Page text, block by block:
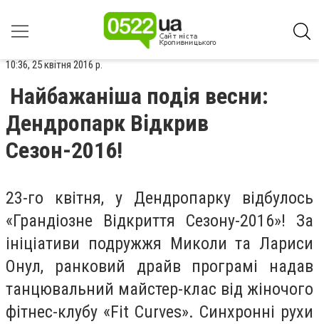
10:36, 25 квітня 2016 р.
Найбажаніша подія весни:
Дендропарк Відкрив
Сезон-2016!
23-го квітня, у Дендропарку відбулось
«Грандіозне Відкриття Сезону-2016»! За
ініціативи подружжя Миколи та Лариси
Онул, ранковий драйв програмі надав
танцювальний майстер-клас від жіночого
фітнес-клубу «Fit Curves». Синхронні рухи